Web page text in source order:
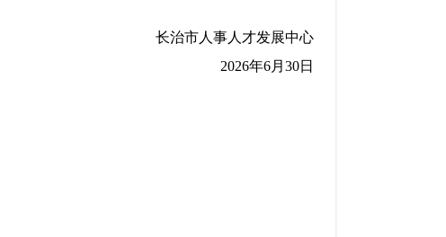
长治市人事人才发展中心
2026年6月30日